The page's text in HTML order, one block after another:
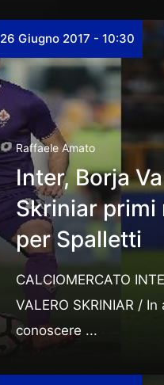
26 Giugno 2017 - 10:30
Raffaele Amato
Inter, Borja
Skriniar primi
per Spalletti
CALCIOMERCATO
VALERO SKRINIAR /
conoscere ...